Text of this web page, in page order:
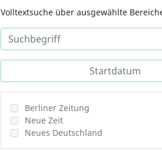
Volltextsuche über ausgewählte
Berliner Zeitung
Neue Zeit
Neues Deutschland